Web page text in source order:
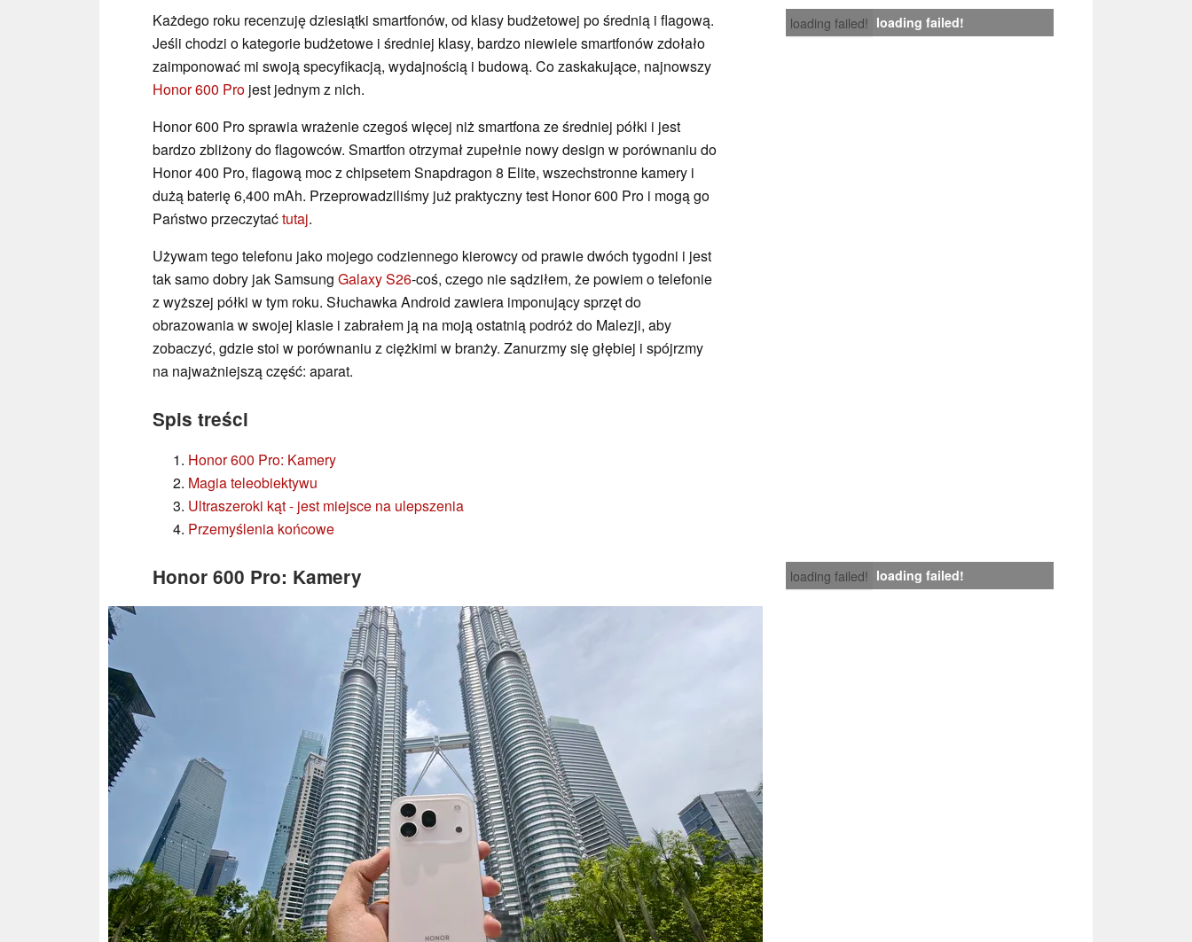
loading failed! loading failed!
Każdego roku recenzuję dziesiątki smartfonów, od klasy budżetowej po średnią i flagową.
Jeśli chodzi o kategorie budżetowe i średniej klasy, bardzo niewiele smartfonów zdołało
zaimponować mi swoją specyfikacją, wydajnością i budową. Co zaskakujące, najnowszy
Honor 600 Pro jest jednym z nich.
Honor 600 Pro sprawia wrażenie czegoś więcej niż smartfona ze średniej półki i jest
bardzo zbliżony do flagowców. Smartfon otrzymał zupełnie nowy design w porównaniu do
Honor 400 Pro, flagową moc z chipsetem Snapdragon 8 Elite, wszechstronne kamery i
dużą baterię 6,400 mAh. Przeprowadziliśmy już praktyczny test Honor 600 Pro i mogą go
Państwo przeczytaćtutaj.
Używam tego telefonu jako mojego codziennego kierowcy od prawie dwóch tygodni i jest
tak samo dobry jak Samsung Galaxy S26-coś, czego nie sądziłem, że powiem o telefonie
z wyższej półki w tym roku. Słuchawka Android zawiera imponujący sprzęt do
obrazowania w swojej klasie i zabrałem ją na moją ostatnią podróż do Malezji, aby
zobaczyć, gdzie stoi w porównaniu z ciężkimi w branży. Zanurzmy się głębiej i spójrzmy
na najważniejszą część: aparat.
Spis treści
Honor 600 Pro: Kamery
Magia teleobiektywu
Ultraszeroki kąt - jest miejsce na ulepszenia
Przemyślenia końcowe
loading failed! loading failed!
Honor 600 Pro: Kamery